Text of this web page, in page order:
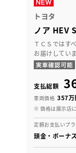
トヨタ
ノア HEV
ＴＣＳではす
お届けしてい
支払総額
車両価格 357万
※ 価格は展示店
定額お支払いプ
頭金・ボーナ